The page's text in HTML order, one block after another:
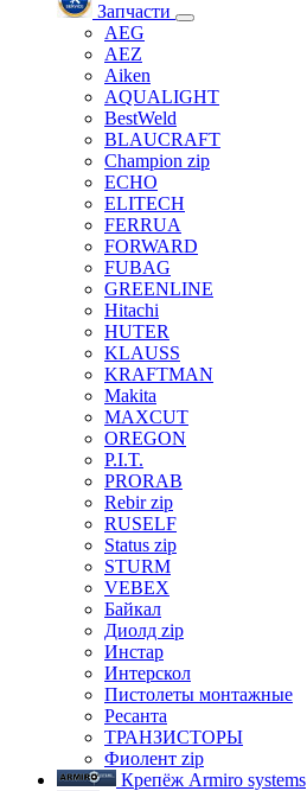
Запчасти
AEG
AEZ
Aiken
AQUALIGHT
BestWeld
BLAUCRAFT
Champion zip
ECHO
ELITECH
FERRUA
FORWARD
FUBAG
GREENLINE
Hitachi
HUTER
KLAUSS
KRAFTMAN
Makita
MAXCUT
OREGON
P.I.T.
PRORAB
Rebir zip
RUSELF
Status zip
STURM
VEBEX
Байкал
Диолд zip
Инстар
Интерскол
Пистолеты монтажные
Ресанта
ТРАНЗИСТОРЫ
Фиолент zip
Крепёж Armiro systems